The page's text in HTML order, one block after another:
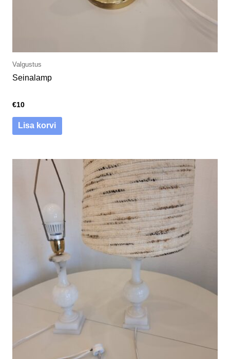
Valgustus
Seinalamp
€10
Lisa korvi